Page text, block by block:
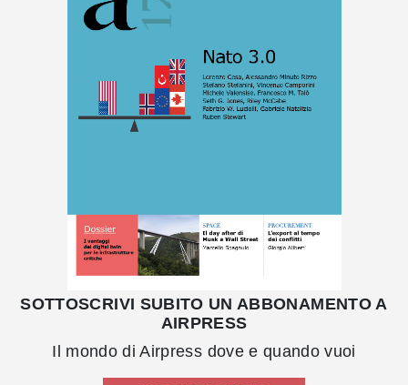
SOTTOSCRIVI SUBITO UN ABBONAMENTO A
AIRPRESS
Il mondo di Airpress dove e quando vuoi